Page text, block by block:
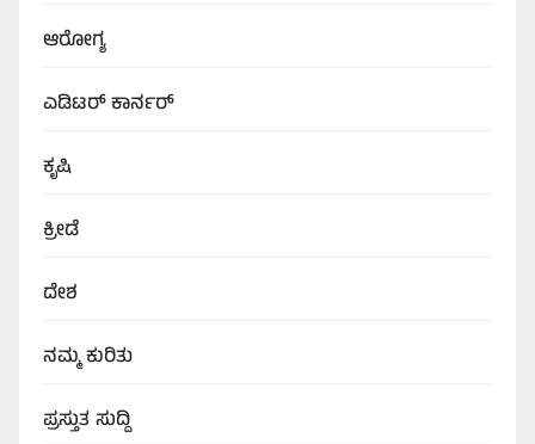
ಆರೋಗ್ಯ
ಎಡಿಟರ್‌ ಕಾರ್ನರ್
ಕೃಷಿ
ಕ್ರೀಡೆ
ದೇಶ
ನಮ್ಮ ಕುರಿತು
ಪ್ರಸ್ತುತ ಸುದ್ದಿ